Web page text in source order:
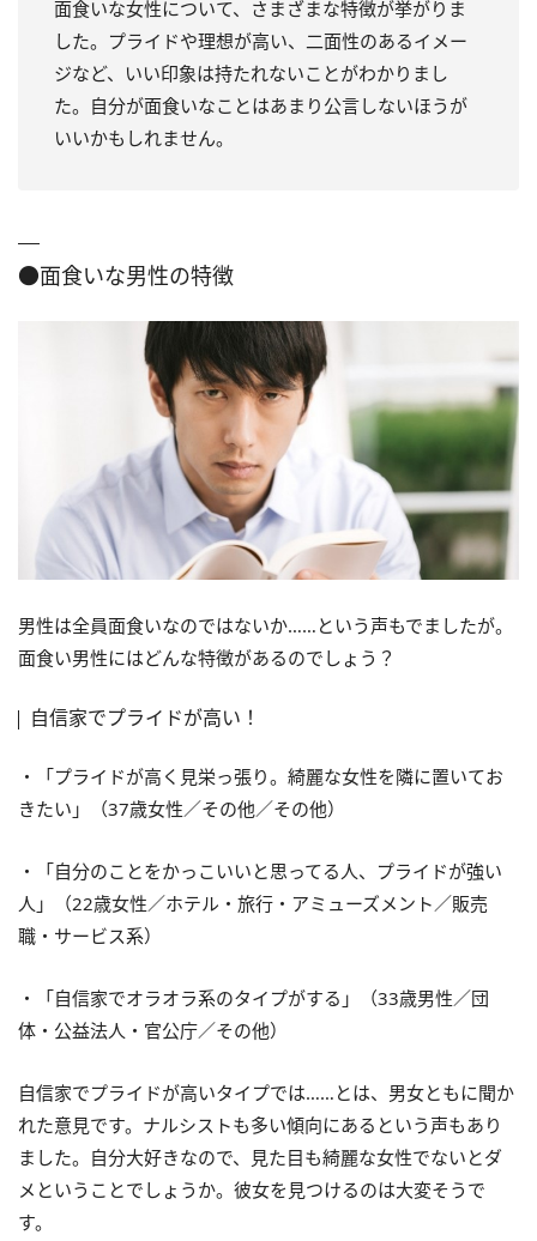
面食いな女性について、さまざまな特徴が挙がりま
した。プライドや理想が高い、二面性のあるイメー
ジなど、いい印象は持たれないことがわかりまし
た。自分が面食いなことはあまり公言しないほうが
いいかもしれません。
●面食いな男性の特徴
男性は全員面食いなのではないか……という声もでましたが。
面食い男性にはどんな特徴があるのでしょう？
自信家でプライドが高い！
・「プライドが高く見栄っ張り。綺麗な女性を隣に置いてお
きたい」（37歳女性／その他／その他）
・「自分のことをかっこいいと思ってる人、プライドが強い
人」（22歳女性／ホテル・旅行・アミューズメント／販売
職・サービス系）
・「自信家でオラオラ系のタイプがする」（33歳男性／団
体・公益法人・官公庁／その他）
自信家でプライドが高いタイプでは……とは、男女ともに聞か
れた意見です。ナルシストも多い傾向にあるという声もあり
ました。自分大好きなので、見た目も綺麗な女性でないとダ
メということでしょうか。彼女を見つけるのは大変そうで
す。